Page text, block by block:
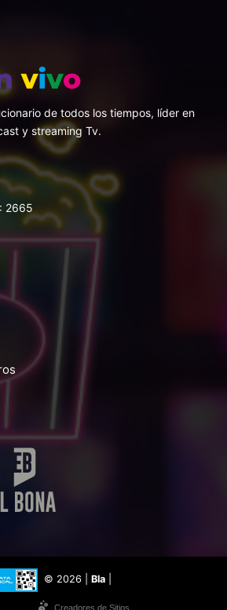
de todos los tiempos, líder en
y streaming Tv.
2665
© 2026 | Bla
Creadores de Sitios